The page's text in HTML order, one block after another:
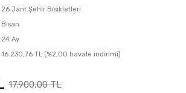
26 Jant Şehir Bisikletleri
Bisan
24 Ay
16.230,76 TL (%2,00 havale indirimi)
17.900,00 TL